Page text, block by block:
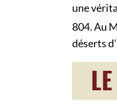
une
804. Au
déserts